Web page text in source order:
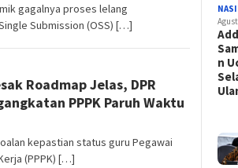
gagalnya proses lelang
Submission (OSS) […]
Roadmap Jelas, DPR
PPPK Paruh Waktu
kepastian status guru Pegawai
(PPPK) […]
n